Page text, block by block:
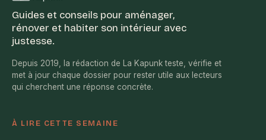
Guides et conseils pour aménager,
rénover et habiter son intérieur avec
justesse.
Depuis 2019, la rédaction de La Kapunk teste, vérifie et
met à jour chaque dossier pour rester utile aux lecteurs
qui cherchent une réponse concrète.
À LIRE CETTE SEMAINE